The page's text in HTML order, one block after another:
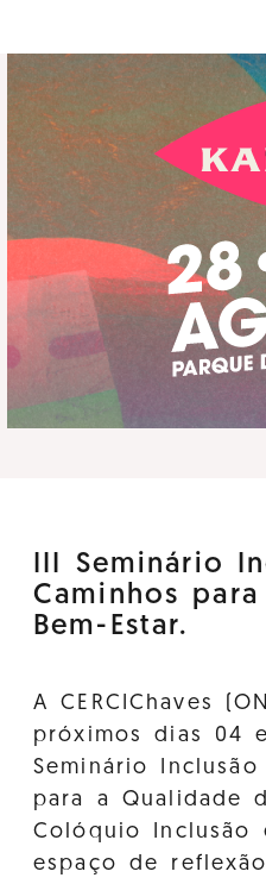
III Seminário
Caminhos
Bem-Estar.
A CERCIChaves
próximos dias 04
Seminário
para a Qualidade
Colóquio Inclusão
espaço de